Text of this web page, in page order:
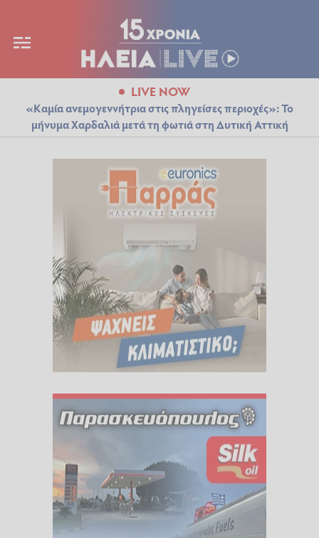
LIVE NOW
«Καμία ανεμογεννήτρια στις πληγείσες περιοχές»: Το
μήνυμα Χαρδαλιά μετά τη φωτιά στη Δυτική Αττική